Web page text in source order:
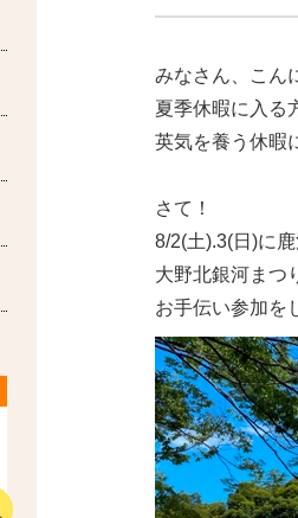
みなさん、こん
夏季休暇に入る
英気を養う休暇
さて！
8/2(土).3(日)に
大野北銀河まつ
お手伝い参加を